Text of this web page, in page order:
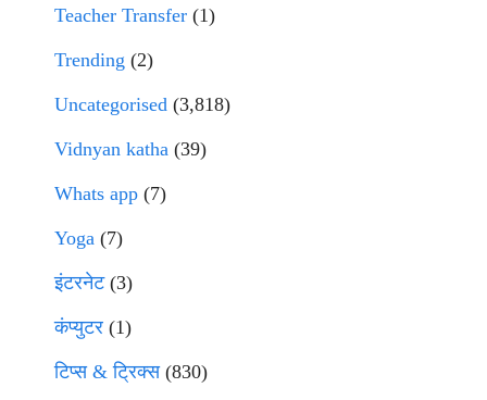
Teacher Transfer (1)
Trending (2)
Uncategorised (3,818)
Vidnyan katha (39)
Whats app (7)
Yoga (7)
इंटरनेट(3)
कंप्युटर (1)
टिप्स & ट्रिक्स(830)